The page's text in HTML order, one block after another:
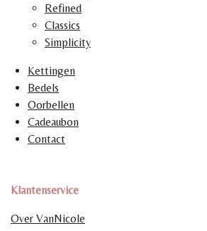
Refined
Classics
Simplicity
Kettingen
Bedels
Oorbellen
Cadeaubon
Contact
Klantenservice
Over VanNicole